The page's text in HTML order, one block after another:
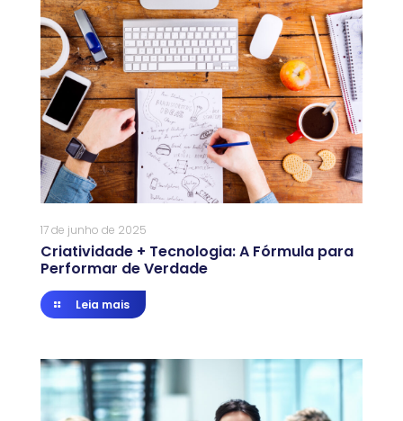
17 de junho de 2025
Criatividade + Tecnologia: A Fórmula para
Performar de Verdade
Leia mais